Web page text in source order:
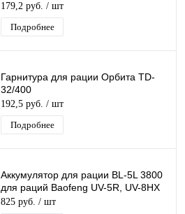
179,2 руб. / шт
Подробнее
Гарнитура для рации Орбита TD-
32/400
192,5 руб. / шт
Подробнее
Аккумулятор для рации BL-5L 3800
для раций Baofeng UV-5R, UV-8HX
825 руб. / шт